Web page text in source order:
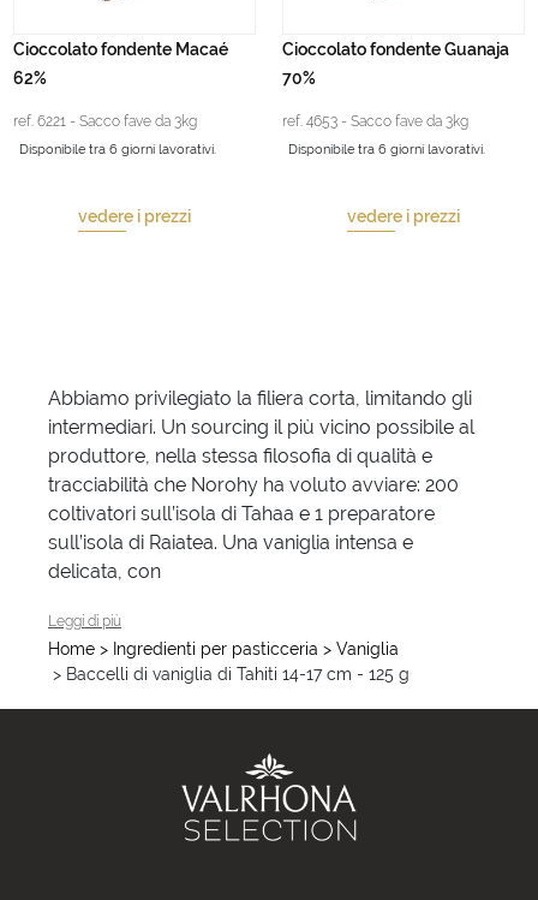
Cioccolato fondente Macaé
62%
ref. 6221 - Sacco fave da 3kg
Disponibile tra 6 giorni lavorativi.
vedere i prezzi
Cioccolato fondente Guanaja
70%
ref. 4653 - Sacco fave da 3kg
Disponibile tra 6 giorni lavorativi.
vedere i prezzi
Abbiamo privilegiato la filiera corta, limitando gli
intermediari. Un sourcing il più vicino possibile al
produttore, nella stessa filosofia di qualità e
tracciabilità che Norohy ha voluto avviare: 200
coltivatori sull’isola di Tahaa e 1 preparatore
sull’isola di Raiatea. Una vaniglia intensa e
delicata, conaromi floreali e di anice, perfetta per tutte
Leggi di più
Home > Ingredienti per pasticceria > Vaniglia
> Baccelli di vaniglia di Tahiti 14-17 cm - 125 g